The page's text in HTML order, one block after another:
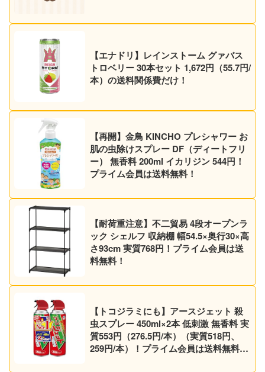
【エナドリ】レインストーム グァバス
トロベリー 30本セット 1,672円（55.7円/
本）の送料関係費だけ！
【再開】金鳥 KINCHO プレシャワー お
肌の虫除けスプレー DF（ディートフリ
ー） 無香料 200ml イカリジン 544円！
プライム会員は送料無料！
【耐荷重注意】不二貿易 4段オープンラ
ック シェルフ 収納棚 幅54.5×奥行30×高
さ93cm 実質768円！プライム会員は送
料無料！
【トコジラミにも】アースジェット 殺
虫スプレー 450ml×2本 低刺激 無香料 実
質553円（276.5円/本）（実質518円、
259円/本）！プライム会員は送料無料！